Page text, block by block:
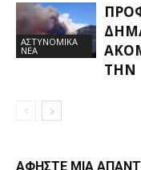
ΑΣΤΥΝΟΜΙΚΑ
ΝΕΑ
ΤΗΝ
ΑΦΗΣΤΕ ΜΙΑ